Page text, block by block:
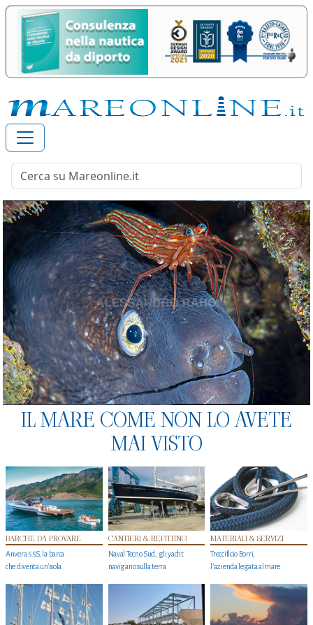
IL MARE COME NON LO AVETE
MAI VISTO
BARCHE DA PROVARE
Anvera 55S, la barca
che diventa un'isola
CANTIERI & REFITTING
Naval Tecno Sud, gli yacht
navigano sulla terra
MATERIALI & SERVIZI
Treccificio Borri,
l'azienda legata al mare